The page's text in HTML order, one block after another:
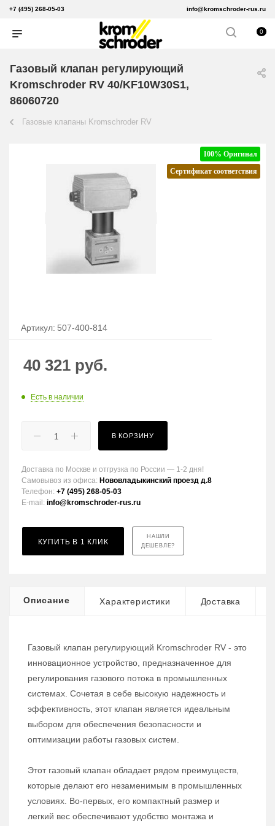
+7 (495) 268-05-03 info@kromschroder-rus.ru
0
Газовый клапан регулирующий
Kromschroder RV 40/KF10W30S1,
86060720
Газовые клапаны Kromschroder RV
100% Оригинал
Сертификат соответствия
Артикул: 507-400-814
40 321 руб.
Есть в наличии
В КОРЗИНУ
Доставка по Москве и отгрузка по России — 1-2 дня!
Самовывоз из офиса: Нововладыкинский проезд д.8
Телефон: +7 (495) 268-05-03
E-mail: info@kromschroder-rus.ru
КУПИТЬ В 1 КЛИК
НАШЛИ
ДЕШЕВЛЕ?
Описание Характеристики Доставка
Газовый клапан регулирующий Kromschroder RV - это
инновационное устройство, предназначенное для
регулирования газового потока в промышленных
системах. Сочетая в себе высокую надежность и
эффективность, этот клапан является идеальным
выбором для обеспечения безопасности и
оптимизации работы газовых систем.
Этот газовый клапан обладает рядом преимуществ,
которые делают его незаменимым в промышленных
условиях. Во-первых, его компактный размер и
легкий вес обеспечивают удобство монтажа и